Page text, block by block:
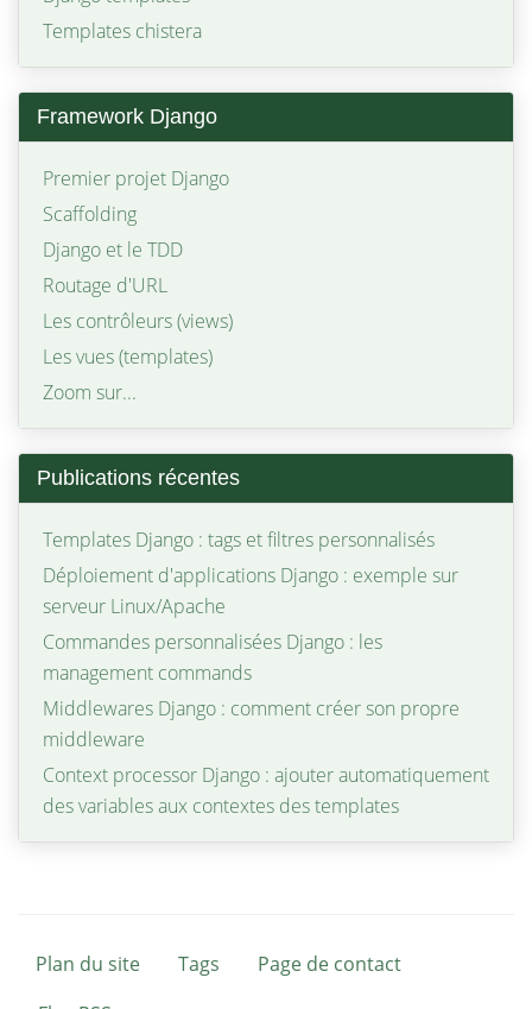
Templates chistera
Framework Django
Premier projet Django
Scaffolding
Django et le TDD
Routage d'URL
Les contrôleurs (views)
Les vues (templates)
Zoom sur...
Publications récentes
Templates Django : tags et filtres personnalisés
Déploiement d'applications Django : exemple sur
serveur Linux/Apache
Commandes personnalisées Django : les
management commands
Middlewares Django : comment créer son propre
middleware
Context processor Django : ajouter automatiquement
des variables aux contextes des templates
Plan du site Tags
Page de contact